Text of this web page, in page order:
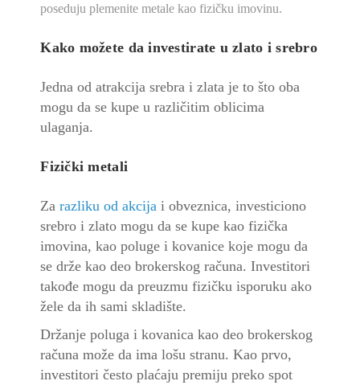
poseduju plemenite metale kao fizičku imovinu.
Kako možete da investirate u zlato isrebro
Jedna od atrakcijasrebrai zlata je to što oba
mogu da se kupe u različitim oblicima
ulaganja.
Fizički metali
Zarazliku od akcija i obveznica, investiciono
srebro i zlato mogu da se kupe kao fizička
imovina, kaopolugei kovanice koje mogu da
se drže kao deo brokerskog računa. Investitori
takođe mogu da preuzmu fizičku isporuku ako
žele da ih sami skladište.
Držanje poluga i kovanica kao deo brokerskog
računa može da ima lošu stranu. Kao prvo,
investitori često plaćaju premiju preko spot